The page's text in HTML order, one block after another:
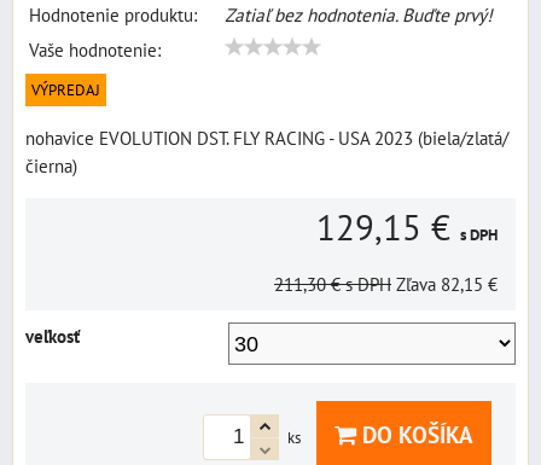
Hodnotenie produktu:
Zatiaľ bez hodnotenia. Buďte prvý!
Vaše hodnotenie:
VÝPREDAJ
nohavice EVOLUTION DST. FLY RACING - USA 2023 (biela/zlatá/
čierna)
129,15 € s DPH
211,30 € s DPH Zľava 82,15 €
veľkosť
ks DO KOŠÍKA